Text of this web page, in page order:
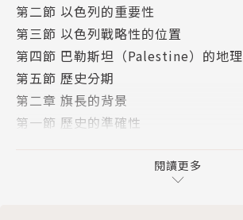
第二節 以色列的重要性
第三節 以色列戰略性的位置
第四節 巴勒斯坦（Palestine）的地理
第五節 歷史分期
第二章 旗長的背景
第一節 歷史的準確性
閱讀更多